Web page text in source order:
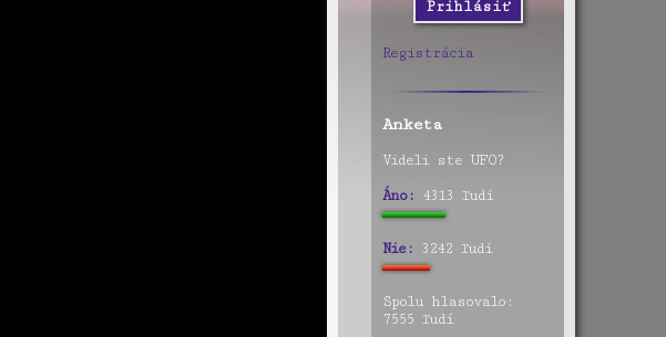
Registrácia
Anketa
Videli ste UFO?
Áno: 4313 ľudí
Nie: 3242 ľudí
Spolu hlasovalo:
7555 ľudí